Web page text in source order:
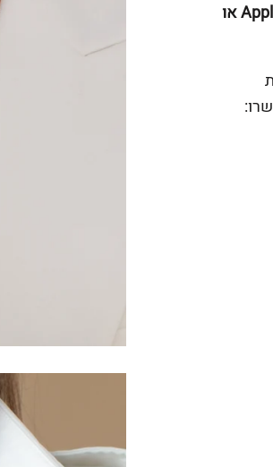
באפליקציה ביט של פועלים או פייפאל או Apple Pay או